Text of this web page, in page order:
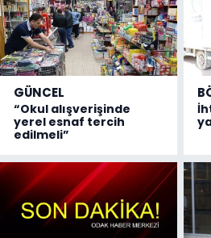
GÜNCEL
“Okul alışverişinde
yerel esnaf tercih
edilmeli”